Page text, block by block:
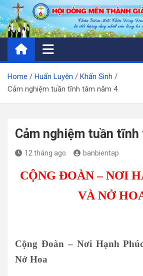
Skip
to
content
Home Huấn Luyện
Khấn Sinh
Cảm nghiệm tuần tĩnh tâm năm 4
Cảm nghiệm tuần tĩnh
12 tháng ago banbientap
CỘNG ĐOÀN – NƠI
VÀ NỞ
Cộng Đoàn – Nơi Hạnh
Nở Hoa